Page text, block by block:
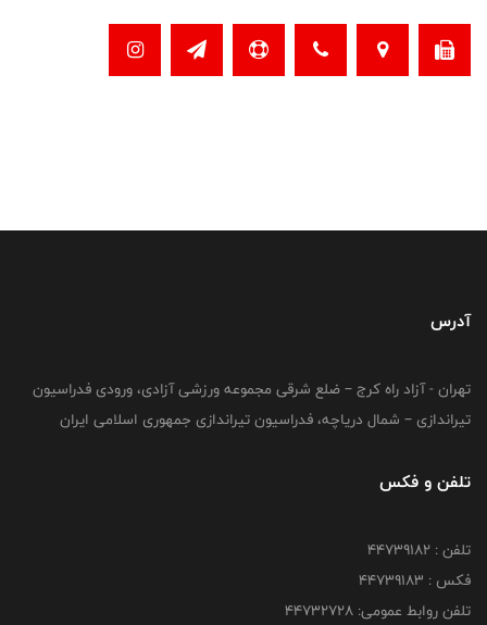
آدرس
تهران - آزاد راه کرج – ضلع شرقی مجموعه ورزشی آزادی، ورودی فدراسیون
تیراندازی – شمال دریاچه، فدراسیون تیراندازی جمهوری اسلامی ایران
تلفن و فکس
تلفن : ۴۴۷۳۹۱۸۲
فکس : ۴۴۷۳۹۱۸3
تلفن روابط عمومی: ۴۴۷۳۲۷۲۸